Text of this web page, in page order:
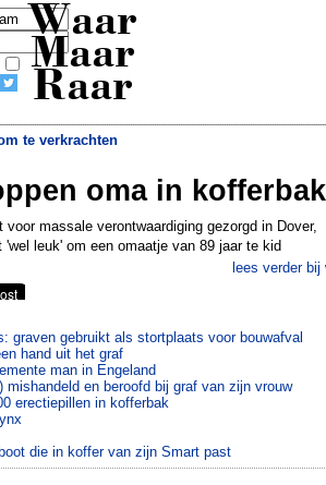
Waar
Maar
Raar
te verkrachten
Hackende leerlingen niet meer welkom
in les »
oma in kofferbak
voor massale verontwaardiging gezorgd in Dover,
'wel leuk' om een omaatje van 89 jaar te kid
lees verder bij
graven gebruikt als stortplaats voor bouwafval
hand uit het graf
man in Engeland
mishandeld en beroofd bij graf van zijn vrouw
erectiepillen in kofferbak
die in koffer van zijn Smart past